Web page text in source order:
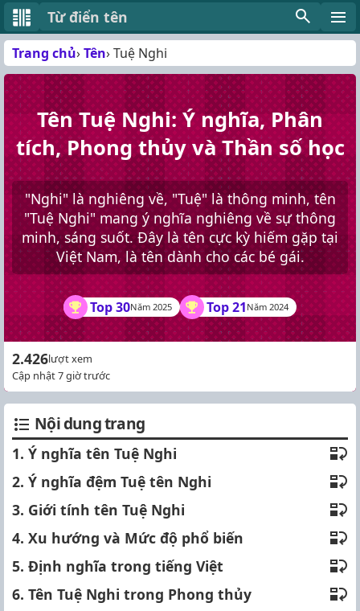
Từ điển tên
Trang chủ Tên Tuệ Nghi
Tên Tuệ Nghi: Ý nghĩa, Phân
tích, Phong thủy và Thần số học
"Nghi" là nghiêng về, "Tuệ" là thông minh, tên
"Tuệ Nghi" mang ý nghĩa nghiêng về sự thông
minh, sáng suốt. Đây là tên cực kỳ hiếm gặp tại
Việt Nam, là tên dành cho các bé gái.
Top 30Năm 2025 Top 21 Năm 2024
2.426lượt xem
Cập nhật 7 giờ trước
Nội dung trang
1. Ý nghĩa tên Tuệ Nghi
2. Ý nghĩa đệm Tuệ tên Nghi
3. Giới tính tên Tuệ Nghi
4. Xu hướng và Mức độ phổ biến
5. Định nghĩa trong tiếng Việt
6. Tên Tuệ Nghi trong Phong thủy